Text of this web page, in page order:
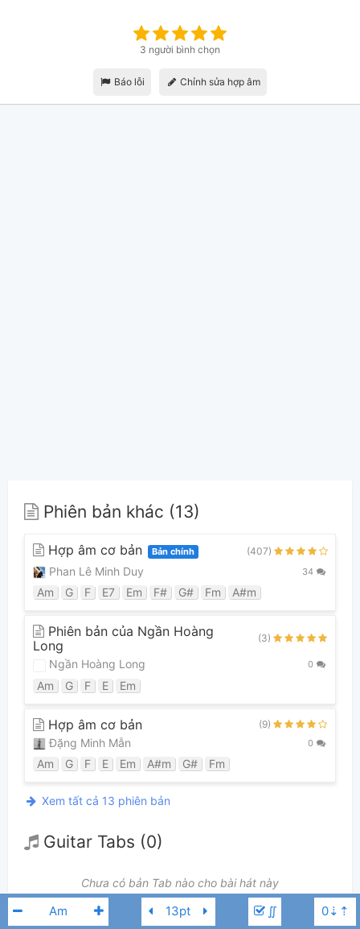
∬
3 người bình chọn
Báo lỗi Chỉnh sửa hợp âm
Phiên bản khác (13)
Hợp âm cơ bản Bản chính (407)
Phan Lê Minh Duy 34
Am G F E7 Em F# G# Fm A#m
Phiên bản của Ngần Hoàng
Long
(3)
Ngần Hoàng Long 0
Am G F E Em
Hợp âm cơ bản (9)
Đặng Minh Mẫn 0
Am G F E Em A#m G# Fm
Xem tất cả 13 phiên bản
Guitar Tabs (0)
Chưa có bản Tab nào cho bài hát này